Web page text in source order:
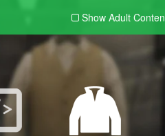
Show Adult